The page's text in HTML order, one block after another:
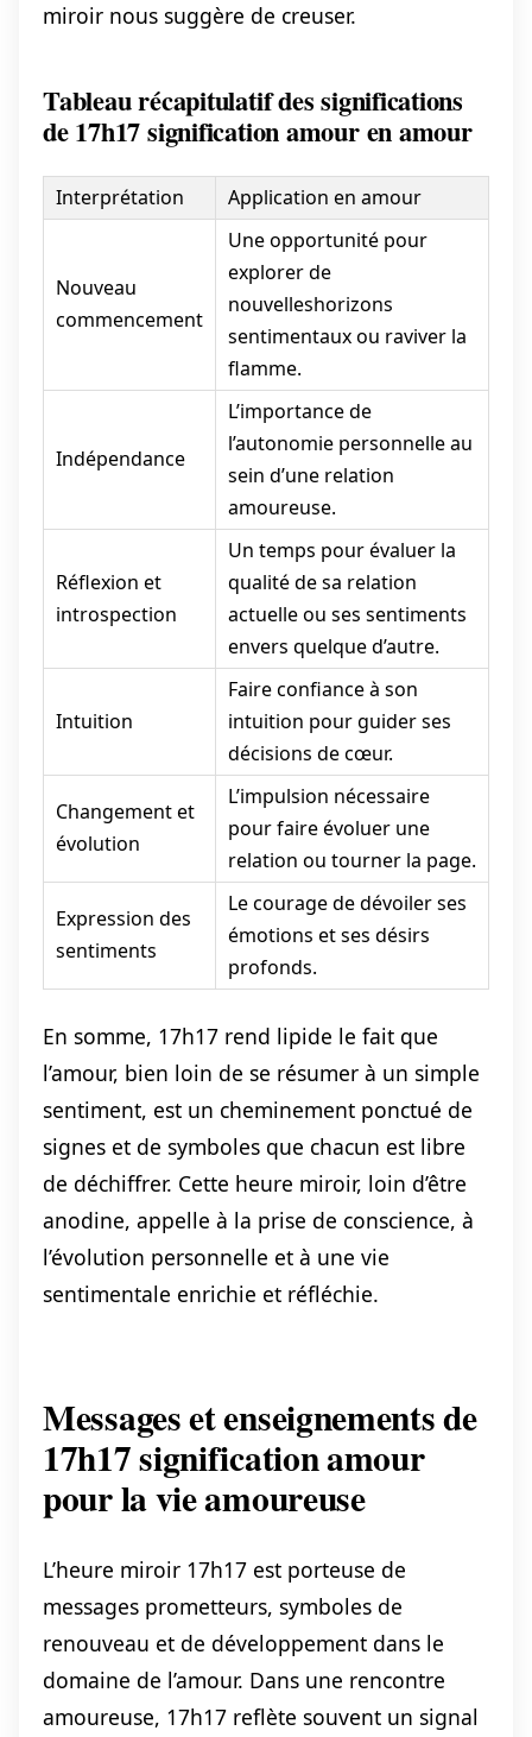
miroir nous suggère de creuser.
Tableau récapitulatif des significations
de 17h17 signification amour en amour
Interprétation Application en amour
Nouveau
commencement
Une opportunité pour
explorer de
nouvelleshorizons
sentimentaux ou raviver la
flamme.
Indépendance
L’importance de
l’autonomie personnelle au
sein d’une relation
amoureuse.
Réflexion et
introspection
Un temps pour évaluer la
qualité de sa relation
actuelle ou ses sentiments
envers quelque d’autre.
Intuition
Faire confiance à son
intuition pour guider ses
décisions de cœur.
Changement et
évolution
L’impulsion nécessaire
pour faire évoluer une
relation ou tourner la page.
Expression des
sentiments
Le courage de dévoiler ses
émotions et ses désirs
profonds.
En somme, 17h17 rend lipide le fait que
l’amour, bien loin de se résumer à un simple
sentiment, est un cheminement ponctué de
signes et de symboles que chacun est libre
de déchiffrer. Cette heure miroir, loin d’être
anodine, appelle à la prise de conscience, à
l’évolution personnelle et à une vie
sentimentale enrichie et réfléchie.
Messages et enseignements de
17h17 signification amour
pour la vie amoureuse
L’heure miroir 17h17 est porteuse de
messages prometteurs, symboles de
renouveau et de développement dans le
domaine de l’amour. Dans une rencontre
amoureuse, 17h17 reflète souvent un signal